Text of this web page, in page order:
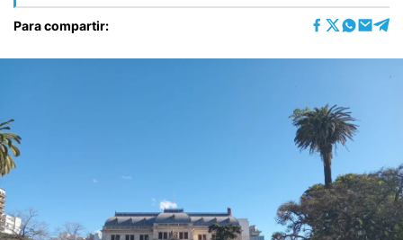
Para compartir: